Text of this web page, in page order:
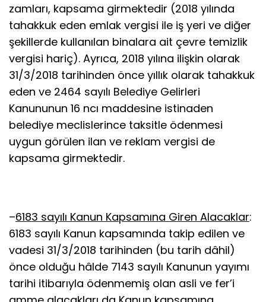
zamları, kapsama girmektedir (2018 yılında
tahakkuk eden emlak vergisi ile iş yeri ve diğer
şekillerde kullanılan binalara ait çevre temizlik
vergisi hariç). Ayrıca, 2018 yılına ilişkin olarak
31/3/2018 tarihinden önce yıllık olarak tahakkuk
eden ve 2464 sayılı Belediye Gelirleri
Kanununun 16 ncı maddesine istinaden
belediye meclislerince taksitle ödenmesi
uygun görülen ilan ve reklam vergisi de
kapsama girmektedir.
–6183 sayılı Kanun Kapsamına Giren Alacaklar:
6183 sayılı Kanun kapsamında takip edilen ve
vadesi 31/3/2018 tarihinden (bu tarih dâhil)
önce olduğu hâlde 7143 sayılı Kanunun yayımı
tarihi itibarıyla ödenmemiş olan asli ve fer’i